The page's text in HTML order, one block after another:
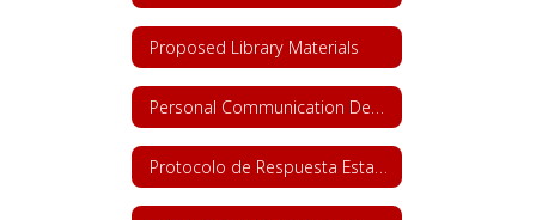
Proposed Library Materials